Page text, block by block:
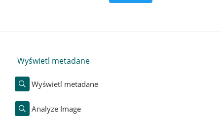
Wyświetl metadane
Wyświetl metadane
Analyze Image